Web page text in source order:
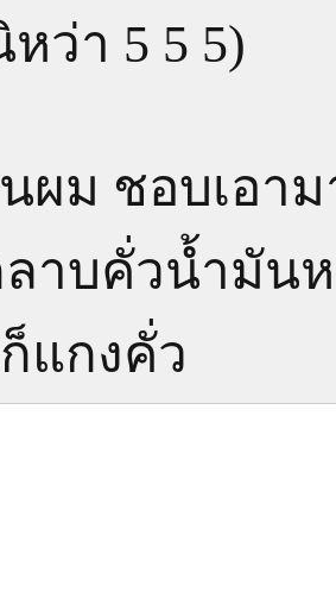
ว่า 5 5 5)
ผม ชอบเอา
าบคั่วน้ำมัน
แกงคั่ว